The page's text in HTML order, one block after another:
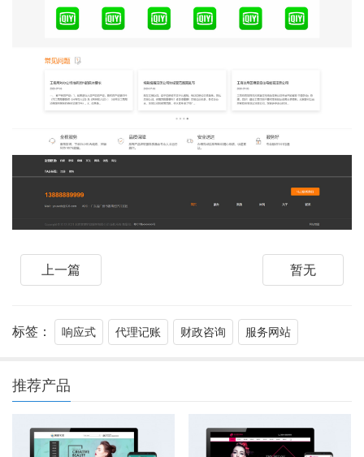
上一篇 暂无
标签： 响应式 代理记账 财政咨询 服务网站
推荐产品